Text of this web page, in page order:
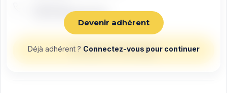
+33 0 00 00 00 00
Envoyer un message
Devenir adhérent
Déjà adhérent ? Connectez-vous pour continuer